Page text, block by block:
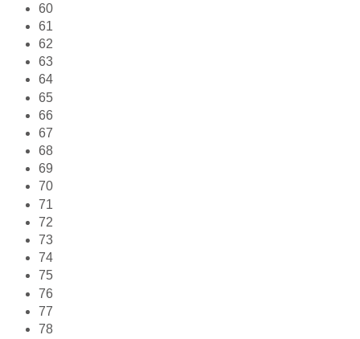
60
61
62
63
64
65
66
67
68
69
70
71
72
73
74
75
76
77
78